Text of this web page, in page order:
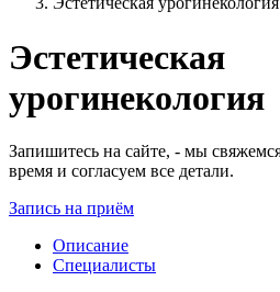
Эстетическая
урогинекология
Запишитесь на сайте, - мы
время и cогласуем все детали.
Запись на приём
Описание
Специалисты